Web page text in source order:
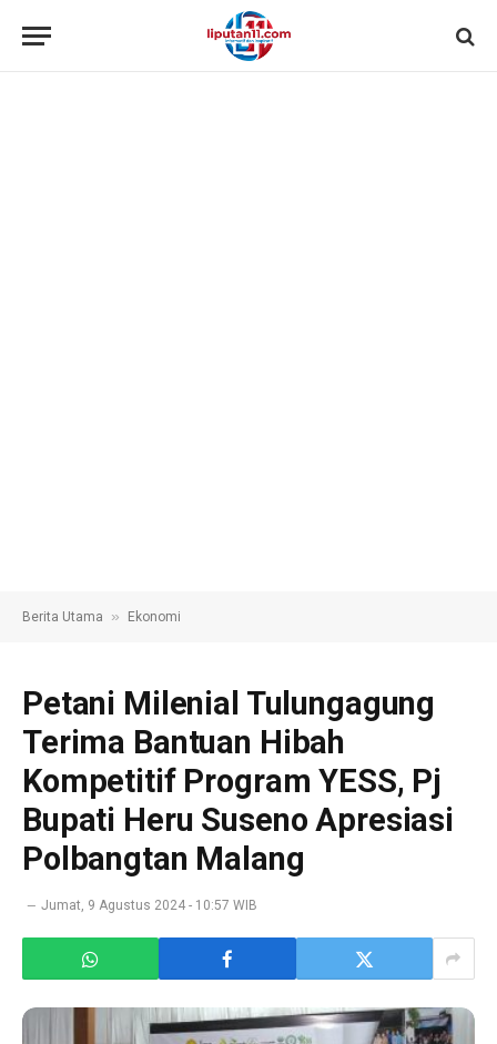
Berita Utama » Ekonomi
Petani Milenial Tulungagung
Terima Bantuan Hibah
Kompetitif Program YESS, Pj
Bupati Heru Suseno Apresiasi
Polbangtan Malang
Jumat, 9 Agustus 2024 - 10:57 WIB